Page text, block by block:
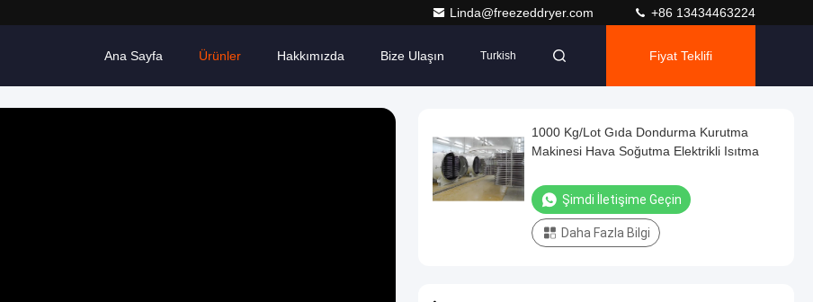
Linda@freezeddryer.com +86 13434463224
Ana Sayfa Ürünler Hakkımızda Bize Ulaşın Turkish Fiyat Teklifi
1000 Kg/Lot Gıda Dondurma Kurutma
Makinesi Hava Soğutma Elektrikli Isıtma
Şimdi İletişime Geçin
Daha Fazla Bilgi